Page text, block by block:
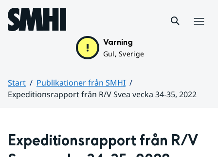
Hoppa till sidans innehåll
Varning
Gul, Sverige
Start
Publikationer från SMHI
Expeditionsrapport från R/V Svea vecka 34-35, 2022
Expeditionsrapport från R/V